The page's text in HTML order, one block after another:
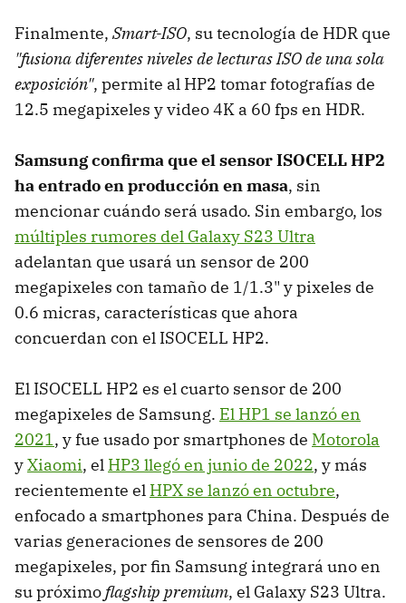
Finalmente, Smart-ISO, su tecnología de HDR que
"fusiona diferentes niveles de lecturas ISO de una sola
exposición", permite al HP2 tomar fotografías de
12.5 megapixeles y video 4K a 60 fps en HDR.
Samsung confirma que el sensor ISOCELL HP2
ha entrado en producción en masa, sin
mencionar cuándo será usado. Sin embargo, los
múltiples rumores del Galaxy S23 Ultra
adelantan que usará un sensor de 200
megapixeles con tamaño de 1/1.3" y pixeles de
0.6 micras, características que ahora
concuerdan con el ISOCELL HP2.
El ISOCELL HP2 es el cuarto sensor de 200
megapixeles de Samsung. El HP1 se lanzó en
2021, y fue usado por smartphones de Motorola
yXiaomi, el HP3 llegó en junio de 2022, y más
recientemente el HPX se lanzó en octubre,
enfocado a smartphones para China. Después de
varias generaciones de sensores de 200
megapixeles, por fin Samsung integrará uno en
su próximoflagship premium, el Galaxy S23 Ultra.